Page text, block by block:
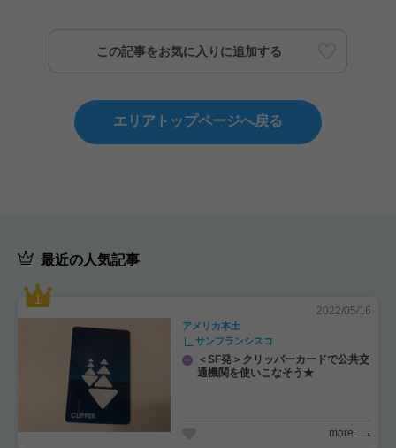
この記事をお気に入りに追加する
エリアトップページへ戻る
最近の人気記事
2022/05/16
アメリカ本土
サンフランシスコ
＜SF発＞クリッパーカードで公共交
通機関を使いこなそう★
more